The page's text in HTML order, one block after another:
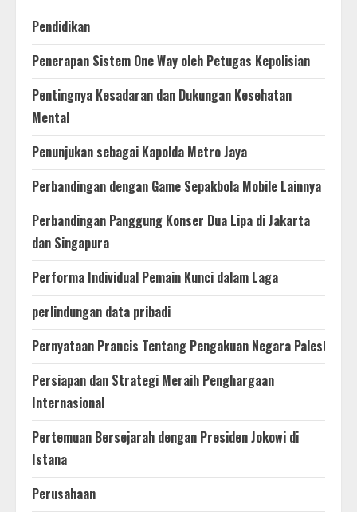
Pendidikan
Penerapan Sistem One Way oleh Petugas Kepolisian
Pentingnya Kesadaran dan Dukungan Kesehatan
Mental
Penunjukan sebagai Kapolda Metro Jaya
Perbandingan dengan Game Sepakbola Mobile Lainnya
Perbandingan Panggung Konser Dua Lipa di Jakarta
dan Singapura
Performa Individual Pemain Kunci dalam Laga
perlindungan data pribadi
Pernyataan Prancis Tentang Pengakuan Negara Palestina
Persiapan dan Strategi Meraih Penghargaan
Internasional
Pertemuan Bersejarah dengan Presiden Jokowi di
Istana
Perusahaan